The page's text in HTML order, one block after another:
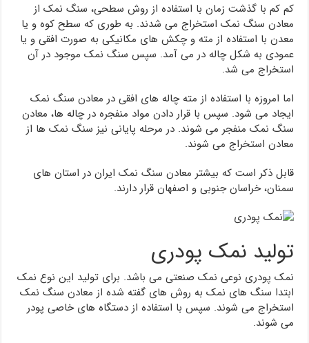
کم کم با گذشت زمان با استفاده از روش سطحی، سنگ نمک از
معادن سنگ نمک استخراج می شدند. به طوری که سطح کوه و یا
معدن با استفاده از مته و چکش های مکانیکی به صورت افقی و یا
عمودی به شکل چاله در می آمد. سپس سنگ نمک موجود در آن
استخراج می شد.
اما امروزه با استفاده از مته چاله های افقی در معادن سنگ نمک
ایجاد می شود. سپس با قرار دادن مواد منفجره در چاله ها، معادن
سنگ نمک منفجر می شوند. در مرحله پایانی نیز سنگ نمک ها از
معادن استخراج می شوند.
قابل ذکر است که بیشتر معادن سنگ نمک ایران در استان های
سمنان، خراسان جنوبی و اصفهان قرار دارند.
تولید نمک پودری
نمک پودری نوعی نمک صنعتی می باشد. برای تولید این نوع نمک
ابتدا سنگ های نمک به روش های گفته شده از معادن سنگ نمک
استخراج می شوند. سپس با استفاده از دستگاه های خاصی پودر
می شوند.